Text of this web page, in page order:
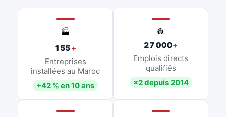
🏭
155+
Entreprises
installées au Maroc
+42 % en 10 ans
👷
27 000+
Emplois directs
qualifiés
×2 depuis 2014